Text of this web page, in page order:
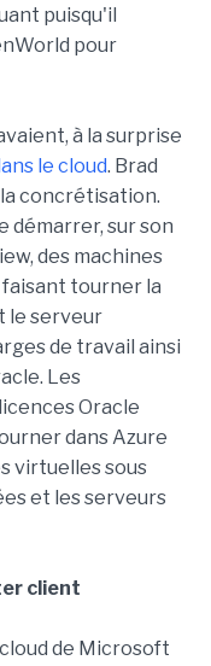
puisqu'il
pour
à la surprise
le cloud. Brad
concrétisation.
démarrer, sur son
des machines
faisant tourner la
le serveur
de travail ainsi
Les
Oracle
dans Azure
virtuelles sous
et les serveurs
client
de Microsoft